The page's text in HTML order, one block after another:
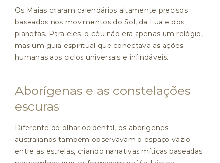
Os Maias criaram calendários altamente precisos
baseados nos movimentos do Sol, da Lua e dos
planetas. Para eles, o céu não era apenas um relógio,
mas um guia espiritual que conectava as ações
humanas aos ciclos universais e infindáveis.
Aborígenas e as constelações
escuras
Diferente do olhar ocidental, os aborígenes
australianos também observavam o espaço vazio
entre as estrelas, criando narrativas míticas baseadas